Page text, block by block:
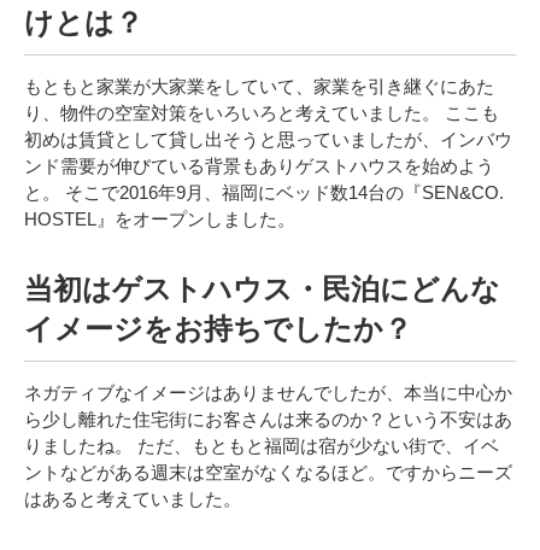
けとは？
もともと家業が大家業をしていて、 家業を引き継ぐにあた
り、 物件の空室対策をいろいろと考えていました。
ここも
初めは賃貸として貸し出そうと思っていましたが、インバウ
ンド需要が伸びている背景もありゲストハウスを始めよう
と。
そこで2016年9月、福岡にベッド数14台の『SEN&CO.
HOSTEL』をオープンしました。
当初はゲストハウス・民泊にどんな
イメージをお持ちでしたか？
ネガティブなイメージはありませんでしたが、本当に中心か
ら少し離れた住宅街にお客さんは来るのか？という不安はあ
りましたね。
ただ、もともと福岡は宿が少ない街で、イベ
ントなどがある週末は空室がなくなるほど。ですからニーズ
はあると考えていました。